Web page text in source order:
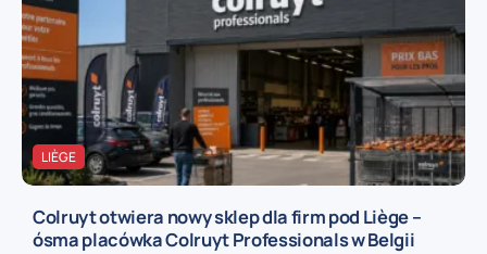
LIÈGE
Colruyt otwiera nowy sklep dla firm pod Liège –
ósma placówka Colruyt Professionals w Belgii